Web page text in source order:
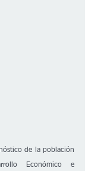
Económico e